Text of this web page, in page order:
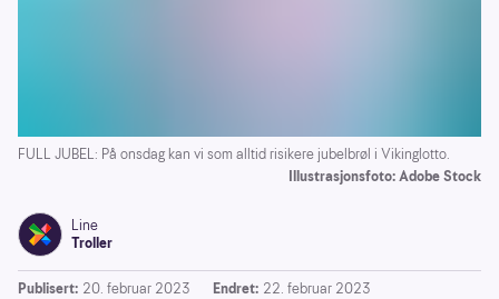
FULL JUBEL: På onsdag kan vi som alltid risikere jubelbrøl i Vikinglotto.
Illustrasjonsfoto: Adobe Stock
Line
Troller
Publisert: 20. februar 2023 Endret: 22. februar 2023